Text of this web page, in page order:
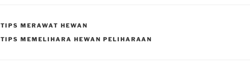
CATEGORIES
TIPS MERAWAT HEWAN
TAGS
TIPS MEMELIHARA HEWAN PELIHARAAN